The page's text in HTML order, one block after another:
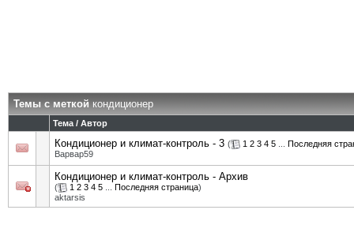
Темы с меткойкондиционер
Тема / Автор
Кондиционер и климат-контроль - 3 ( 1 2 3 4 5
Последняя
Варвар59
Кондиционер и климат-контроль - Архив
( 1 2 3 4 5 Последняя страница)
aktarsis